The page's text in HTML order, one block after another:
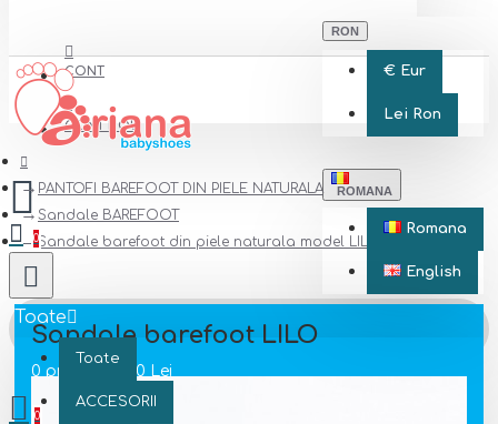
CONT
CONT NOU
RON
€ Eur
Lei Ron
ROMANA
Romana
English
0
Toate
Toate
ACCESORII
0 produs(e) - 0 Lei
0
PANTOFI BAREFOOT DIN PIELE NATURALA
Sandale BAREFOOT
Sandale barefoot din piele naturala model LILO
Sandale barefoot LILO